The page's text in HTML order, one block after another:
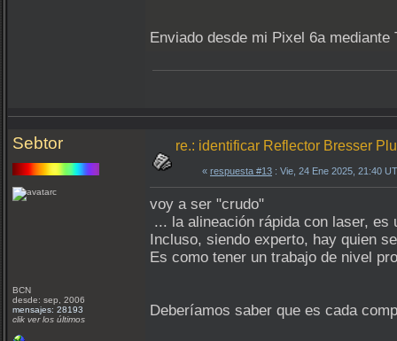
Enviado desde mi Pixel 6a mediante
Sebtor
BCN
desde: sep, 2006
mensajes: 28193
clik ver los últimos
re.: identificar Reflector Bresser
« respuesta #13 : Vie, 24 Ene 2025, 21:40
voy a ser "crudo"
... la alineación rápida con laser, es
Incluso, siendo experto, hay quien
Es como tener un trabajo de nivel
Deberíamos saber que es cada